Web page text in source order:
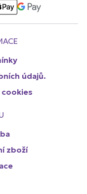
údajů.
zboží